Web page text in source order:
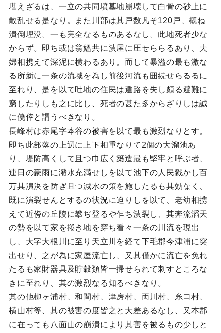
堪えざるは、一立の共同墳墓地崩壊して白骨の砂上に
散乱せる是なり。また川部は其戸数凡そ120戸、概ね
潰倒埋没、一も完全なるものあるなし、此地死者少な
からず。即ち或は翁媼共に潰屋に圧せららるあり、夫
婦相携えて深泥に横わるあり。而して暴溢の最も激な
る所新に一条の流域を為し前後河流も囲続せらるるに
至れり、是を以て吐地の住民は遁路を失し頗る避難に
窮したりしも之に比し、死者の甚た多からざりしは誠
に僥倖と謂うべきなり。
長峰村は赤尾字本谷の被害を以て最も激烈なりとす。
即ち此部落の上辺に上下相重なりて2個の大溜池あ
り、堤防高くして且つ巾広く築造最も堅牢と呼ぶ者、
連日の豪雨に瀦水充満せしを以て池下の人民戮かし百
万其潰決を防ぎ且つ減水の策を施したるも其効なく、
既に潰裂せんとするの状況に迫りしを以て、老幼相携
えて近傍の丘陵に攀ぢ登るや乍ち潰裂し、其奔流滔天
の勢を以て家を捲き地を穿ち看々一条の川流を現出
し、大字大根川に至り天立川を経て下毛郡今津浦に突
出せり、之が為に家屋流亡し、又其僅かに流亡を免れ
たるも家財器具及貯穀類皆一掃せられて刺すところな
きに至れり、其の激烈なる知るべきなり。
其の他柳ヶ浦村、和間村、津房村、両川村、糸口村、
横山村等、其の被害の度皆之と大差あるなし、又本郡
に在っても八面山の崩潰により其害を被るもの少しと